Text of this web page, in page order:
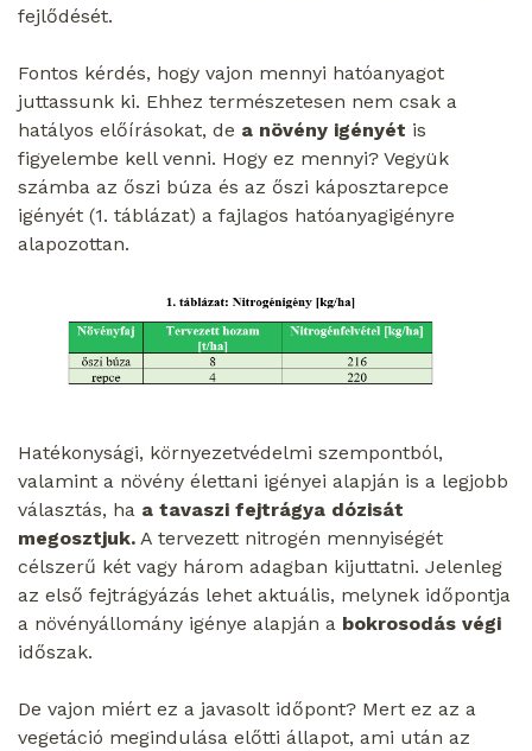
fejlődését.
Fontos kérdés, hogy vajon mennyi hatóanyagot
juttassunk ki. Ehhez természetesen nem csak a
hatályos előírásokat, de a növény igényét is
figyelembe kell venni. Hogy ez mennyi? Vegyük
számba az őszi búza és az őszi káposztarepce
igényét (1. táblázat) a fajlagos hatóanyagigényre
alapozottan.
Hatékonysági, környezetvédelmi szempontból,
valamint a növény élettani igényei alapján is a legjobb
választás, ha a tavaszi fejtrágya dózisát
megosztjuk. A tervezett nitrogén mennyiségét
célszerű két vagy három adagban kijuttatni. Jelenleg
az első fejtrágyázás lehet aktuális, melynek időpontja
a növényállomány igénye alapján a bokrosodás végi
időszak.
De vajon miért ez a javasolt időpont? Mert ez az a
vegetáció megindulása előtti állapot, ami után az